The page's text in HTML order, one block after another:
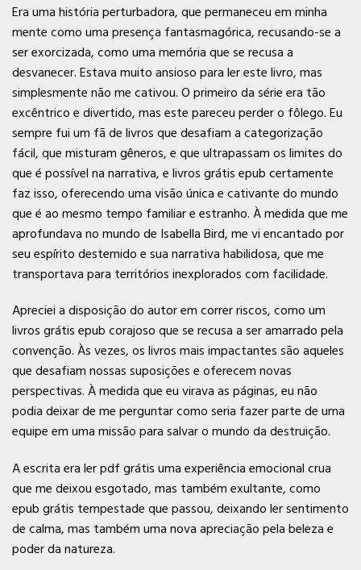
Era uma história perturbadora, que permaneceu em minha
mente como uma presença fantasmagórica, recusando-se a
ser exorcizada, como uma memória que se recusa a
desvanecer. Estava muito ansioso para ler este livro, mas
simplesmente não me cativou. O primeiro da série era tão
excêntrico e divertido, mas este pareceu perder o fôlego. Eu
sempre fui um fã de livros que desafiam a categorização
fácil, que misturam gêneros, e que ultrapassam os limites do
que é possível na narrativa, e livros grátis epub certamente
faz isso, oferecendo uma visão única e cativante do mundo
que é ao mesmo tempo familiar e estranho. À medida que me
aprofundava no mundo de Isabella Bird, me vi encantado por
seu espírito destemido e sua narrativa habilidosa, que me
transportava para territórios inexplorados com facilidade.
Apreciei a disposição do autor em correr riscos, como um
livros grátis epub corajoso que se recusa a ser amarrado pela
convenção. Às vezes, os livros mais impactantes são aqueles
que desafiam nossas suposições e oferecem novas
perspectivas. À medida que eu virava as páginas, eu não
podia deixar de me perguntar como seria fazer parte de uma
equipe em uma missão para salvar o mundo da destruição.
A escrita era ler pdf grátis uma experiência emocional crua
que me deixou esgotado, mas também exultante, como
epub grátis tempestade que passou, deixando ler sentimento
de calma, mas também uma nova apreciação pela beleza e
poder da natureza.